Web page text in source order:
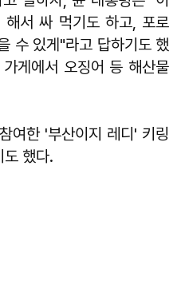
서 싸 먹기도 하고, 포로
수 있게"라고 답하기도 했
게에서 오징어 등 해산물
여한 '부산이지 레디' 키링
도 했다.